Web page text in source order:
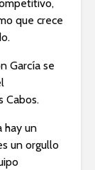
que crece
García se
Cabos.
hay un
un orgullo